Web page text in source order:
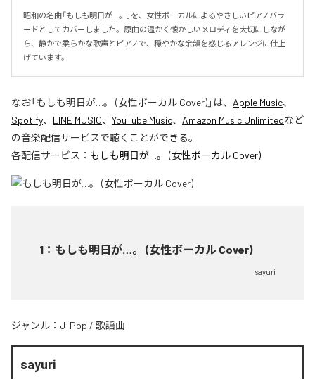
昭和の名曲「もしも明日が…。」を、女性ボーカルによるやさしいピアノバラ
ードとしてカバーしました。原曲の温かく懐かしいメロディを大切にしなが
ら、静かで柔らかな歌声とピアノで、穏やかな余韻を感じるアレンジに仕上
げています。
なお「もしも明日が…。 (女性ボーカル Cover)」は、 Apple Music、
Spotify、 LINE MUSIC、 YouTube Music、 Amazon Music Unlimitedなど
の音楽配信サービスで聴くことができる。
各配信サービス： もしも明日が…。 (女性ボーカル Cover)
1 ： もしも明日が…。 (女性ボーカル Cover)
sayuri
ジャンル： J-Pop / 歌謡曲
sayuri